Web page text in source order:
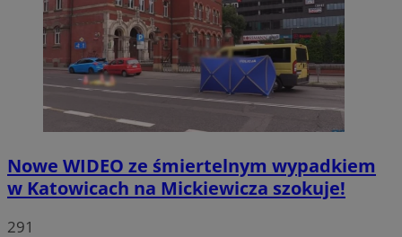
Nowe WIDEO ze śmiertelnym wypadkiem
w Katowicach na Mickiewicza szokuje!
291